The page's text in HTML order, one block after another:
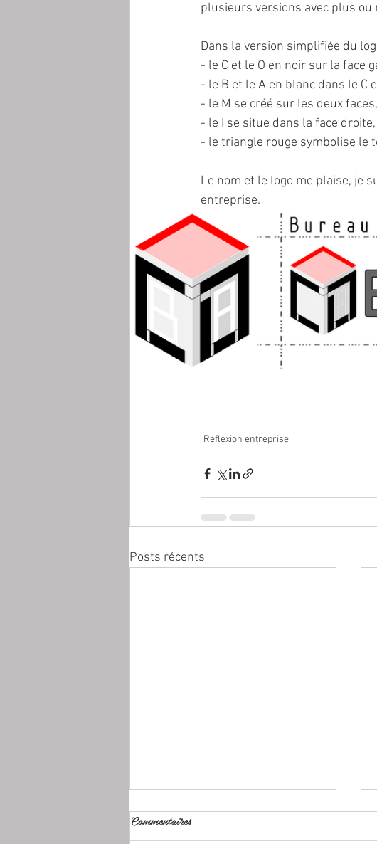
plusieurs versions avec plus ou
Dans la version simplifiée du
- le C et le O en noir sur la face
- le B et le A en blanc dans le C
- le M se créé sur les deux
- le I se situe dans la face
- le triangle rouge symbolise le
Le nom et le logo me plaise, je
entreprise.
Réflexion entreprise
Posts récents
Commentaires